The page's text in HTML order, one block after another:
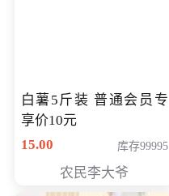
白薯5斤装 普通会员专
享价10元
15.00
库存99995
农民李大爷